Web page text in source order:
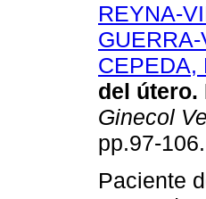
REYNA-
CEPEDA,
del útero.
Ginecol
pp.97-
Paciente